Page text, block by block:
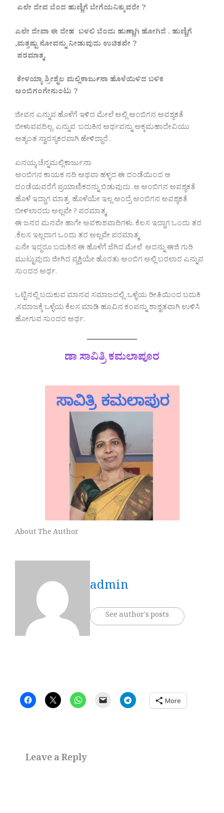
ಎಲೇ ದೇವ ಬೆಂದ ಹುಣ್ಣಿಗೆ ಬೇಗೆಯನಿಕ್ಕುವರೇ ?
ಎಲೇ ದೇವಾ ಈ ದೇಹ ಬಳಲಿ ಬೆಂದು ಹುಣ್ಣಾಗಿ ಹೋಗಿದೆ . ಹುಣ್ಣಿಗೆ
,ಮತ್ತಷ್ಟು ನೋವನ್ನು ನೀಡುವುದು ಉಚಿತವೇ ?
ಪರಮಾತ್ಮ.
ಕೇಳಯ್ಯಾ ಶ್ರೀಶೈಲ ಮಲ್ಲಿಕಾರ್ಜುನಾ ಹೊಳೆಯಿಳಿದ ಬಳಿಕ
ಅಂಬಿಗಂಗೇನುಂಟು ?
ಜೀವನ ಎನ್ನುವ ಹೊಳೆಗೆ ಇಳಿದ ಮೇಲೆ ಅಲ್ಲಿ ಅಂಬಿಗನ ಅವಶ್ಯಕತೆ
ಬೀಳುವವದಿಲ್ಲ. ಎನ್ನುವ ಬದುಕಿನ ಅರ್ಥವನ್ನು ಅಕ್ಕಮಹಾದೇವಿಯು
ಅತ್ಯಂತ ಸ್ವಾರಸ್ಯಕರವಾಗಿ ಹೇಳಿದ್ದಾರೆ .
ಏನಯ್ಯ ಚೆನ್ನಮಲ್ಲಿಕಾರ್ಜುನಾ
ಅಂಬಿಗನ ಕಾಯಕ ನದಿ ಅಥವಾ ಹಳ್ಳದ ಈ ದಂಡೆಯಿಂದ ಆ
ದಂಡೆಯವರೆಗೆ ಪ್ರಯಾಣಿಕರನ್ನು ಬಿಡುವುದು .ಆ ಅಂಬಿಗನ ಅವಶ್ಯಕತೆ
ಹೊಳೆ ಇದ್ದಾಗ ಮಾತ್ರ ಹೊಳೆಯೇ ಇಲ್ಲ ಅಂದ್ರೆ ಅಂಬಿಗನ ಅವಶ್ಯಕತೆ
ಬೀಳಲಾರದು ಅಲ್ಲವೇ ? ಪರಮಾತ್ಮ.
ಈ ಜನರ ಮನವೇ ಹಾಗೇ ಅವಕಾಶವಾದಿಗಳು. ಕೆಲಸ ಇದ್ದಾಗ ಒಂದು ತರ
.ಕೆಲಸ ಇಲ್ಲದಾಗ ಒಂದು ತರ ಅಲ್ಲವೇ ಪರಮಾತ್ಮ.
ಎನೇ ಇದ್ದರೂ ಬದುಕಿನ ಈ ಹೊಳೆಗೆ ಜೆಗಿದ ಮೇಲೆ ಅದನ್ನು ಈಜಿ ಗುರಿ
ಮುಟ್ಟುವುದು ಜೀಗಿದ ವ್ಯಕ್ತಿಯೇ ಹೊರತು ಅಂಬಿಗ ಅಲ್ಲಿ ಬರಲಾರ ಎನ್ನುವ
ಸುಂದರ ಅರ್ಥ.
ಒಟ್ಟಿನಲ್ಲಿ ಬದುಕುವ ಮಾನವ ಸಮಾಜದಲ್ಲಿ ,ಒಳ್ಳೆಯ ರೀತಿಯಿಂದ ಬದುಕಿ
,ಸಮಾಜಕ್ಕೆ ಒಳ್ಳೆಯ ಕೆಲಸ ಮಾಡಿ ಹೂವಿನ ಕಂಪನ್ನು ಶಾಶ್ವತವಾಗಿ ಉಳಿಸಿ
ಹೋಗುವ ಸುಂದರ ಅರ್ಥ.
ಡಾ ಸಾವಿತ್ರಿ ಕಮಲಾಪೂರ
About The Author
admin
See author's posts
More
Leave a Reply